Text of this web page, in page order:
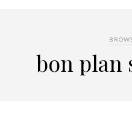
bon plan